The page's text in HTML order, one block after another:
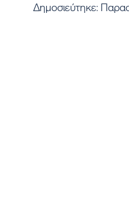
Δημοσιεύτηκε: